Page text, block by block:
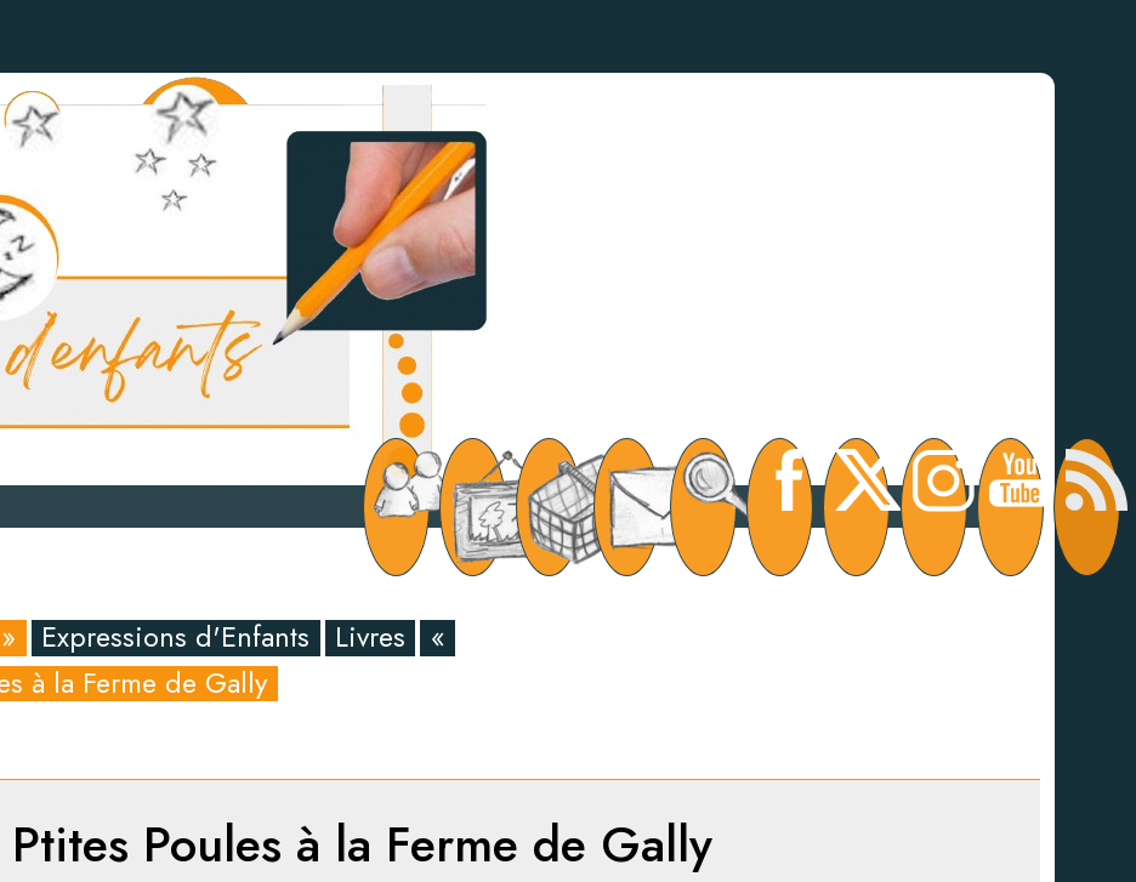
Expressions d'Enfants Livres
«
à la Ferme de Gally
Ptites Poules à la Ferme de Gally